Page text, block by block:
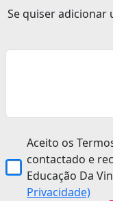
Se quiser adicionar
Aceito os
contactado e
Educação Da
Privacidade)